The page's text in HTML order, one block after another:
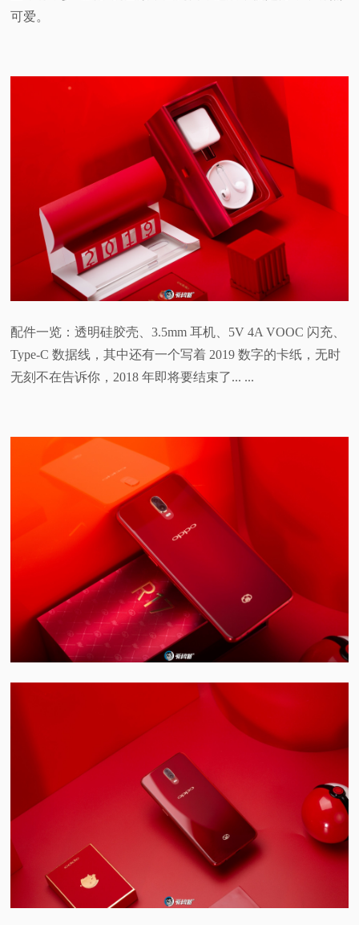
可爱。
配件一览：透明硅胶壳、3.5mm 耳机、5V 4A VOOC 闪充、
Type-C 数据线，其中还有一个写着 2019 数字的卡纸，无时
无刻不在告诉你，2018 年即将要结束了... ...